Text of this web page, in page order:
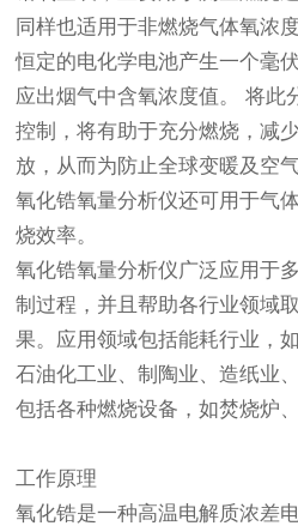
同样也适用于非燃烧气体氧浓
恒定的电化学电池产生一个毫
应出烟气中含氧浓度值。 将此
控制，将有助于充分燃烧，减
放，从而为防止全球变暖及空
氧化锆氧量分析仪还可用于气
烧效率。
氧化锆氧量分析仪广泛应用于
制过程，并且帮助各行业领域
果。应用领域包括能耗行业，
石油化工业、制陶业、造纸业
包括各种燃烧设备，如焚烧炉
工作原理
氧化锆是一种高温电解质浓差